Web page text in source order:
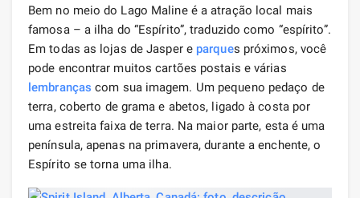
Bem no meio do Lago Maline é a atração local mais
famosa – a ilha do “Espírito”, traduzido como “espírito”.
Em todas as lojas de Jasper e parques próximos, você
pode encontrar muitos cartões postais e várias
lembranças com sua imagem. Um pequeno pedaço de
terra, coberto de grama e abetos, ligado à costa por
uma estreita faixa de terra. Na maior parte, esta é uma
península, apenas na primavera, durante a enchente, o
Espírito se torna uma ilha.